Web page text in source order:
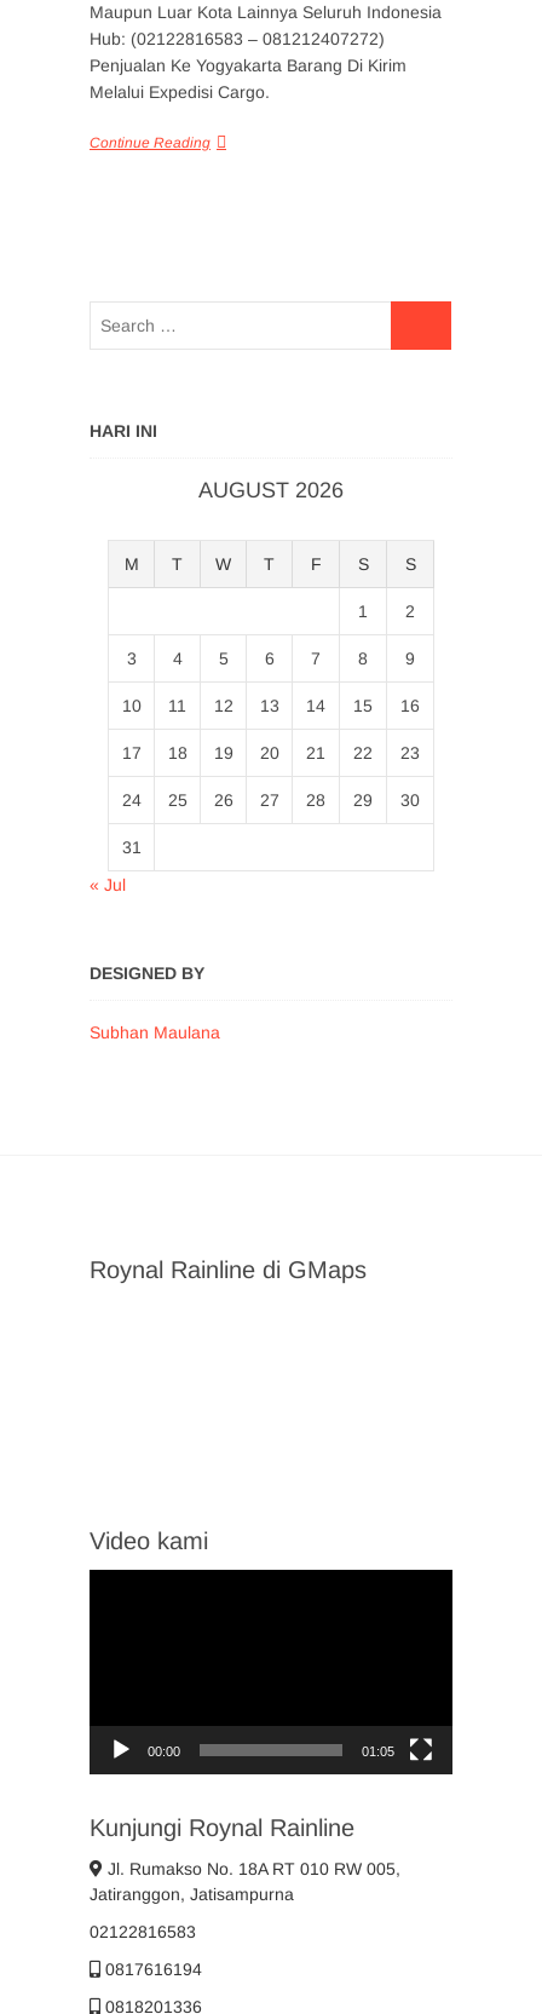
Maupun Luar Kota Lainnya Seluruh Indonesia
Hub: (02122816583 – 081212407272)
Penjualan Ke Yogyakarta Barang Di Kirim
Melalui Expedisi Cargo.
Continue Reading
HARI INI
AUGUST 2026
M T W T F S S
1 2
3 4 5 6 7 8 9
10 11 12 13 14 15 16
17 18 19 20 21 22 23
24 25 26 27 28 29 30
31
« Jul
DESIGNED BY
Subhan Maulana
Roynal Rainline di GMaps
Video kami
00:00 01:05
Kunjungi Roynal Rainline
Jl. Rumakso No. 18A RT 010 RW 005,
Jatiranggon, Jatisampurna
02122816583
0817616194
0818201336